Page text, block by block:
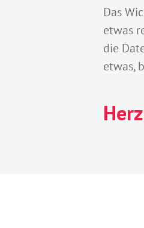
Das
etwas
die
etwas,